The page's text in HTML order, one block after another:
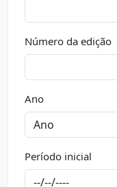
Número da edição
Ano
Período inicial